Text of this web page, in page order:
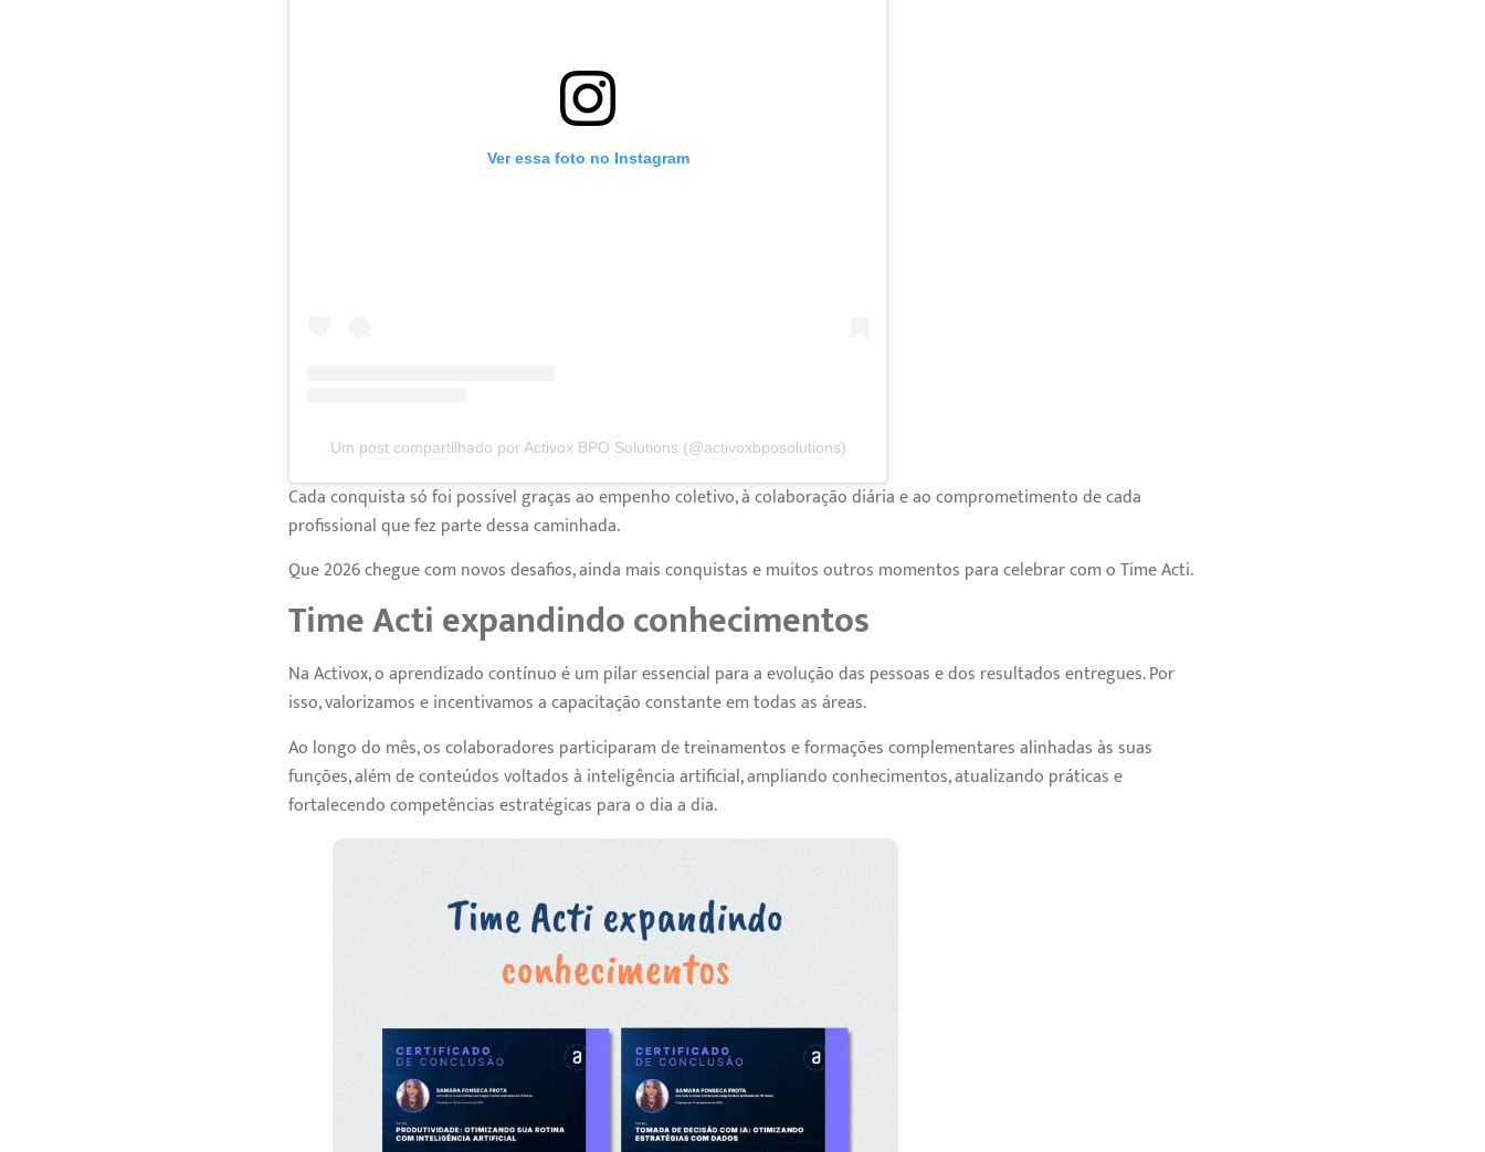
Ver essa foto no Instagram
Um post compartilhado por Activox BPO Solutions (@activoxbposolutions)
Cada conquista só foi possível graças ao empenho coletivo, à colaboração diária e ao comprometimento de cada
profissional que fez parte dessa caminhada.
Que 2026 chegue com novos desafios, ainda mais conquistas e muitos outros momentos para celebrar com o Time Acti.
Time Acti expandindo conhecimentos
Na Activox, o aprendizado contínuo é um pilar essencial para a evolução das pessoas e dos resultados entregues. Por
isso, valorizamos e incentivamos a capacitação constante em todas as áreas.
Ao longo do mês, os colaboradores participaram de treinamentos e formações complementares alinhadas às suas
funções, além de conteúdos voltados à inteligência artificial, ampliando conhecimentos, atualizando práticas e
fortalecendo competências estratégicas para o dia a dia.